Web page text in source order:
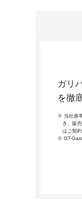
ガリ
を徹
当社基
き、販
はご契
GT-